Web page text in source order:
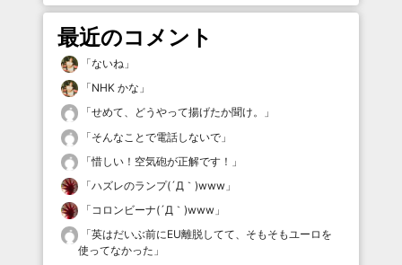
最近のコメント
「ないね 」
「NHK かな 」
「せめて、どうやって揚げたか聞け。
」
「そんなことで電話しないで 」
「惜しい！空気砲が正解です！ 」
「ハズレのランプ(´Д｀)www 」
「コロンビーナ(´Д｀)www 」
「英はだいぶ前にEU離脱してて、そもそもユーロを
使ってなかった 」